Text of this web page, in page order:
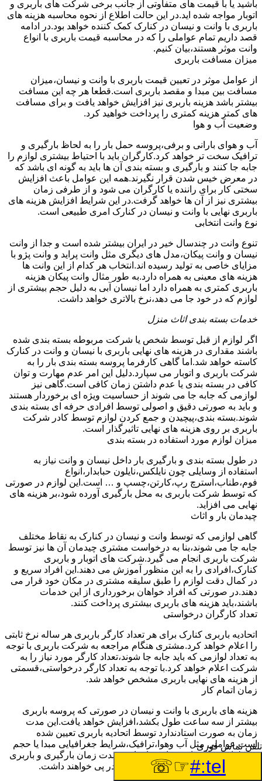
باشید یا با قیمت های متفاوتی از جانب برخی شرکت های باربری و
اتوبار مواجه شده اید.در این حالت اطلاع از نحوه محاسبه هزینه های
باربری با وانت و نیسان در کنارک کمک کننده خواهد بود.در ادامه
قصد داریم تمام عواملی را که در محاسبه قیمت باربری با انواع
وانت موثر هستند،بیان کنیم.
میزان مسافت باربری
از عوامل موثر در تعیین قیمت باربری با وانت و نیسان،میزان
مسافت بین مبدا و مقصد باربری است.قطعا هر چه این مسافت
بیشتر باشد هزینه باربری نیز افزایش خواهد یافت و برای مسافت
های کمتر هزینه کمتری را پرداخت خواهید کرد.
وضعیت آب و هوا
آب و هوای بارانی و برفی،پروسه حمل بار را به لحاظ بارگیری و
ترافیک سخت تر خواهد کرد.کارگران باید با احتیاط بیشتری لوازم را
جابه جا کنند و بارگیری و بسته بندی آن ها باید به گونه ای باشد که
در معرض خیس شدن قرار نگیرند.همه این عوامل باعث افزایش
سختی کار برای راننده یا کارگران می شود و از طرفی زمان
بیشتری نیز از آن ها خواهد گرفت.در این شرایط افزایش هزینه های
باربری نهایی با وانت و نیسان در کنارک امری طبیعی است.
نوع وانت انتخابی
تنوع وانت در چندسال خیر در ایران بیشتر شده است و جدا از وانت
نیسان و وانت پیکان،مدل های دیگری مثل وانت پراید و وانت پژو با
مزایای خاصی به تولید رسیده اند.انتخاب هر کدام از این وانت ها
هزینه های معینی به همراه دارد.به طور مثال وانت پیکان هزینه
باربری کمتری به همراه دارد اما نیسان آبی به دلیل حجم بیشتری از
لوازم که در خود جا می دهد،نرخ بالاتری خواهد داشت.
خدمات بسته بندی اثاث منزل
اگر لوازم از قبل توسط شخص یا شرکت مربوطه بسته بندی شده
باشند مقداری در هزینه های نهایی باربری با نیسان و وانت در کنارک
کاسته خواهد شد.اما گاهی کارفرما پروسه بسته بندی بار را به
شرکت باربری و اتوبار می سپارد.دلیل این امر عدم مهارت و توان
کافی در بسته بندی یا عدم داشتن زمان کافی است.گاهی نیز
لوازمی که جابه جا می شوند از حساسیت ویژه ای برخوردار هستند
و باید به صورتی دقیق و اصولی توسط افرادی حرفه ای بسته بندی
شوند.بسته بندی،پیچیدن و جمع کردن لوازم توسط کادر شرکت
باربری بر روی هزینه های نهایی تاثیرگذار است.
میزان لوازم مورد استفاده در بسته بندی
در طول بسته بندی و بارگیری بار داخل نیسان و وانت نیاز به
استفاده از وسایلی چون نایلکس،نایلون حبابدار،انواع
فوم،طناب،استرچ رپ،کارتن،چسپ و … است.این لوازم در صورتی
که توسط شرکت باربری به محل بارگیری آورده شود،بر هزینه های
نهایی می افزاید.
چیدمان بار و اثاث
گاهی لوازمی که توسط وانت و نیسان در کنارک به نقاط مختلف
جابه جا می شوند،بنا به درخواست مشتری چیدمان آن ها نیز توسط
شرکت باربری انجام می گیرد.شرکت های اتوبار و باربری
کنارک،افرادی را به این منظور آموزش می دهند.این افراد سریع و
در کمال دقت لوازم را طبق سلیقه مشتری در مکان خود قرار می
دهند.در صورتی که افراد خواهان برخورداری از این خدمات
باشند،باید هزینه های باربری بیشتری پرداخت کنند.
تعداد کارگران درخواستی
اتحادیه باربری کنارک برای هر تعداد کارگر باربری هر ساله نرخ ثابتی
را اعلام خواهد کرد.مشتری هنگام مراجعه به شرکت باربری با توجه
به تعداد لوازمی که باید جابه جا شوند،تعداد کارگر مورد نیاز را به
شرکت اعلام خواهد کرد.با توجه به تعداد کارگر درخواستی،قسمتی
از هزینه های نهایی باربری مشخص خواهد شد.
زمان اتمام کار
هزینه های باربری با وانت و نیسان در صورتی که پروسه باربری
بیشتر از سه ساعت طول بکشد،افزایش خواهد یافت.این مدت
زمان به صورت استادندارد توسط اتحادیه باربری تعیین شده
است.عواملی مثل آب وهوا،ترافیک،شرایط جغرافیایی مبدا یا حجم
زیاد لوازم ممکن است باعث افزایش مدت زمان بارگیری و باربری
شوند که افزایش هزینه های باربری را در پی خواهند داشت.
تعداد طبقات ساختمان مبدا و مقصد
تلفن تماس فوری
tel:#
☞☏